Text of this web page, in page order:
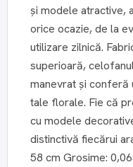
și modele atractive,
orice ocazie, de la
utilizare zilnică.
superioară,
manevrat și
tale florale. Fie că
cu modele
distinctivă fiecărui
58 cm Grosime: